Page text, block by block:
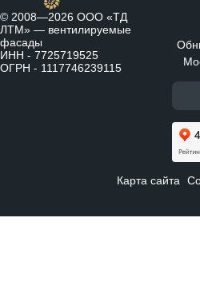
© 2008—2026 ООО «ТД
ЛТМ» — вентилируемые
фасады
ИНН - 7725719525
ОГРН - 1117746239115
Карта сайта